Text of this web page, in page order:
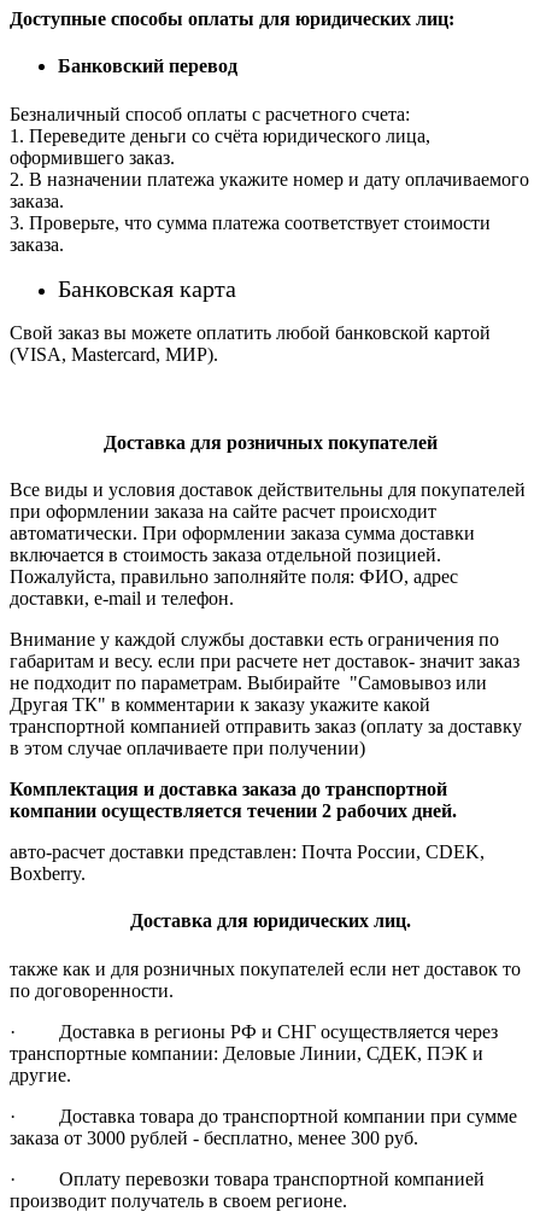
Доступные способы оплаты для юридических лиц:
Банковский перевод
Безналичный способ оплаты с расчетного счета:
1. Переведите деньги со счёта юридического лица,
оформившего заказ.
2. В назначении платежа укажите номер и дату оплачиваемого
заказа.
3. Проверьте, что сумма платежа соответствует стоимости
заказа.
Банковская карта
Свой заказ вы можете оплатить любой банковской картой
(VISA, Mastercard, МИР).
Доставка для розничных покупателей
Все виды и условия доставок действительны для покупателей
при оформлении заказа на сайте расчет происходит
автоматически. При оформлении заказа сумма доставки
включается в стоимость заказа отдельной позицией.
Пожалуйста, правильно заполняйте поля: ФИО, адрес
доставки, e-mail и телефон.
Внимание у каждой службы доставки есть ограничения по
габаритам и весу. если при расчете нет доставок- значит заказ
не подходит по параметрам. Выбирайте "Самовывоз или
Другая ТК" в комментарии к заказу укажите какой
транспортной компанией отправить заказ (оплату за доставку
в этом случае оплачиваете при получении)
Комплектация и доставка заказа до транспортной
компании осуществляется течении 2 рабочих дней.
авто-расчет доставки представлен: Почта России, CDEK,
Boxberry.
Доставка для юридических лиц.
также как и для розничных покупателей если нет доставок то
по договоренности.
· Доставка в регионы РФ и СНГ осуществляется через
транспортные компании: Деловые Линии, СДЕК, ПЭК и
другие.
· Доставка товара до транспортной компании при сумме
заказа от 3000 рублей - бесплатно, менее 300 руб.
· Оплату перевозки товара транспортной компанией
производит получатель в своем регионе.